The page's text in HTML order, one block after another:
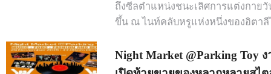
ถึงซีลตำแหน่งชนะเลิศการแต่งกาย
ขึ้น ณ ไนท์คลับหรูแห่งหนึ่งของอิตาลี
Night Market @Parking Toy